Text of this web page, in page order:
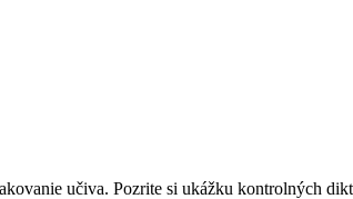
učiva. Pozrite si ukážku kontrolných